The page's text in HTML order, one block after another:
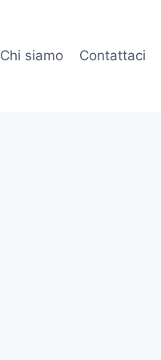
Chi siamo Contattaci